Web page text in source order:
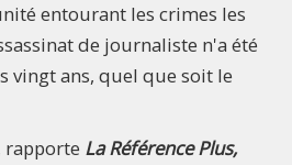
entourant les crimes les
de journaliste n'a été
vingt ans, quel que soit le
rapporte La Référence Plus,